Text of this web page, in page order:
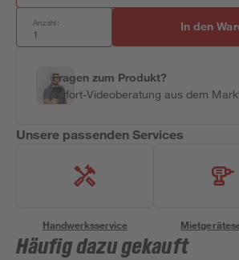
Anzahl: In den
Fragen zum Produkt?
Sofort-Videoberatung aus dem
Unsere passenden Services
Handwerksservice
Häufig dazu gekauft